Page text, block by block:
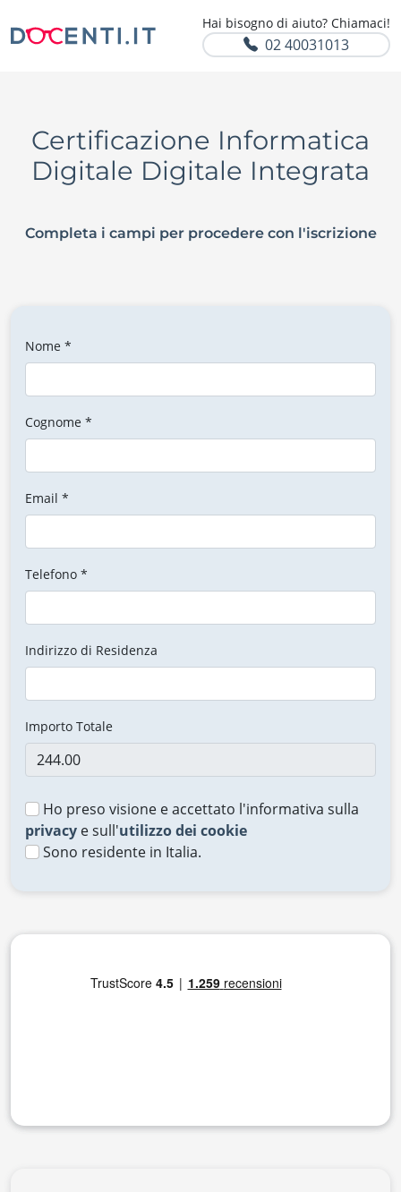
Hai bisogno di aiuto? Chiamaci!
02 40031013
Certificazione Informatica
Digitale Digitale Integrata
Completa i campi per procedere con l'iscrizione
Nome *
Cognome *
Email *
Telefono *
Indirizzo di Residenza
Importo Totale
Ho preso visione e accettato l'informativa sulla
privacy e sull'utilizzo dei cookie
Sono residente in Italia.